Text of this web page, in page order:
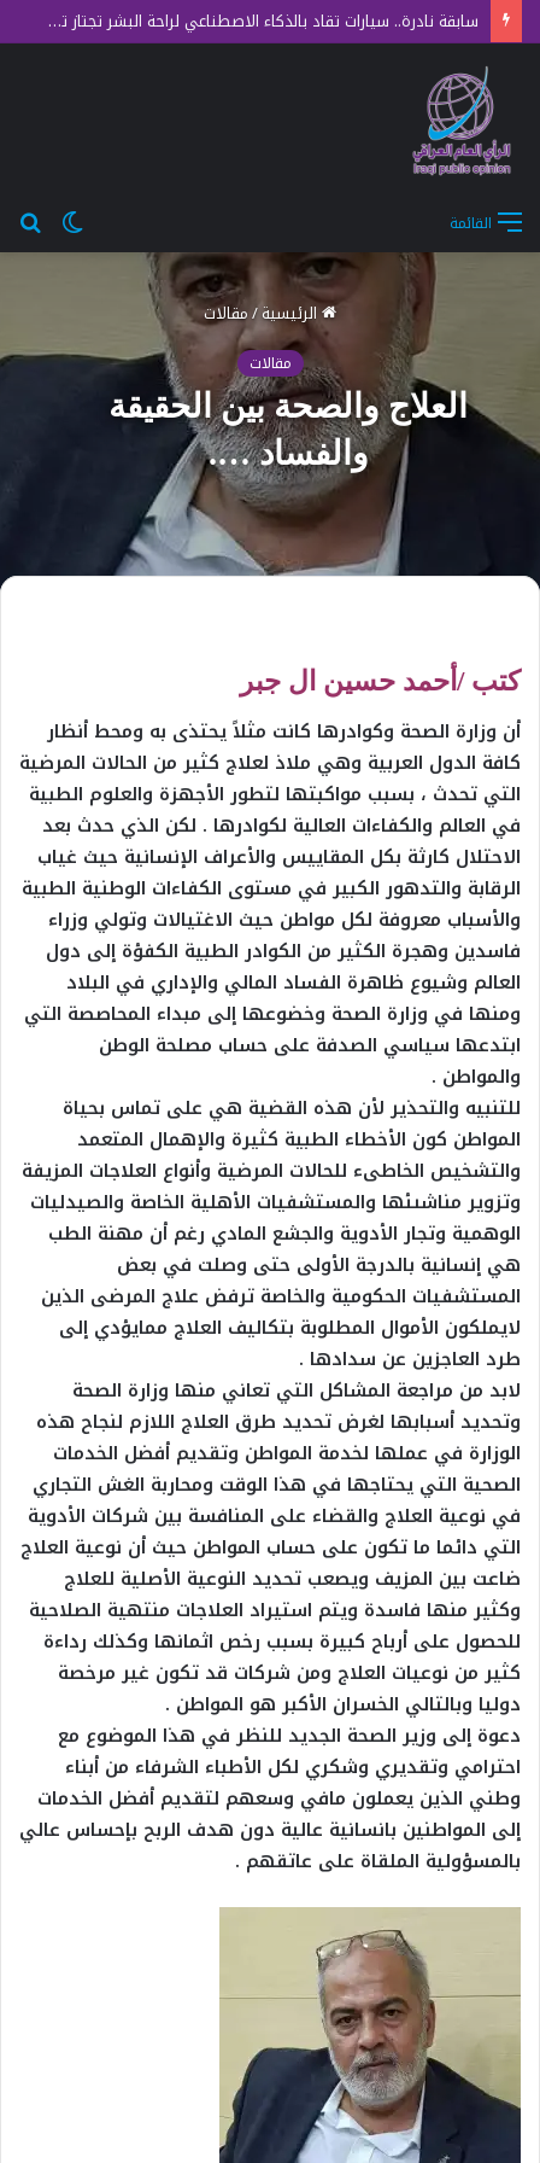
سابقة نادرة.. سيارات تقاد بالذكاء الاصطناعي لراحة البشر تجتاز تدقيق السلامة الأوروبي الصارم
الوضع
المظلم
القائمة
الرئيسية/مقالات
مقالات
العلاج والصحة بين الحقيقة
والفساد ….
كتب /أحمد حسين ال جبر
أن وزارة الصحة وكوادرها كانت مثلاً يحتذى به ومحط أنظار
كافة الدول العربية وهي ملاذ لعلاج كثير من الحالات المرضية
التي تحدث ، بسبب مواكبتها لتطور الأجهزة والعلوم الطبية
في العالم والكفاءات العالية لكوادرها . لكن الذي حدث بعد
الاحتلال كارثة بكل المقاييس والأعراف الإنسانية حيث غياب
الرقابة والتدهور الكبير في مستوى الكفاءات الوطنية الطبية
والأسباب معروفة لكل مواطن حيث الاغتيالات وتولي وزراء
فاسدين وهجرة الكثير من الكوادر الطبية الكفؤة إلى دول
العالم وشيوع ظاهرة الفساد المالي والإداري في البلاد
ومنها في وزارة الصحة وخضوعها إلى مبداء المحاصصة التي
ابتدعها سياسي الصدفة على حساب مصلحة الوطن
والمواطن .
للتنبيه والتحذير لأن هذه القضية هي على تماس بحياة
المواطن كون الأخطاء الطبية كثيرة والإهمال المتعمد
والتشخيص الخاطىء للحالات المرضية وأنواع العلاجات المزيفة
وتزوير مناشىئها والمستشفيات الأهلية الخاصة والصيدليات
الوهمية وتجار الأدوية والجشع المادي رغم أن مهنة الطب
هي إنسانية بالدرجة الأولى حتى وصلت في بعض
المستشفيات الحكومية والخاصة ترفض علاج المرضى الذين
لايملكون الأموال المطلوبة بتكاليف العلاج ممايؤدي إلى
طرد العاجزين عن سدادها .
لابد من مراجعة المشاكل التي تعاني منها وزارة الصحة
وتحديد أسبابها لغرض تحديد طرق العلاج اللازم لنجاح هذه
الوزارة في عملها لخدمة المواطن وتقديم أفضل الخدمات
الصحية التي يحتاجها في هذا الوقت ومحاربة الغش التجاري
في نوعية العلاج والقضاء على المنافسة بين شركات الأدوية
التي دائما ما تكون على حساب المواطن حيث أن نوعية العلاج
ضاعت بين المزيف ويصعب تحديد النوعية الأصلية للعلاج
وكثير منها فاسدة ويتم استيراد العلاجات منتهية الصلاحية
للحصول على أرباح كبيرة بسبب رخص اثمانها وكذلك رداءة
كثير من نوعيات العلاج ومن شركات قد تكون غير مرخصة
دوليا وبالتالي الخسران الأكبر هو المواطن .
دعوة إلى وزير الصحة الجديد للنظر في هذا الموضوع مع
احترامي وتقديري وشكري لكل الأطباء الشرفاء من أبناء
وطني الذين يعملون مافي وسعهم لتقديم أفضل الخدمات
إلى المواطنين بانسانية عالية دون هدف الربح بإحساس عالي
بالمسؤولية الملقاة على عاتقهم .